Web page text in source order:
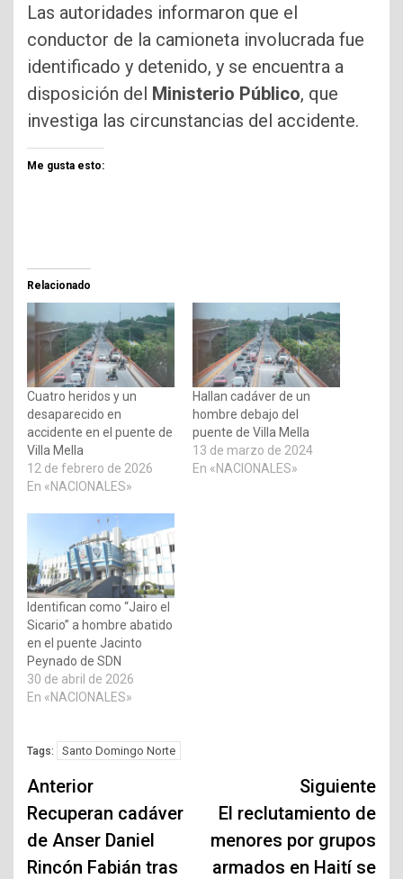
Las autoridades informaron que el
conductor de la camioneta involucrada fue
identificado y detenido, y se encuentra a
disposición del Ministerio Público, que
investiga las circunstancias del accidente.
Me gusta esto:
Relacionado
Cuatro heridos y un
desaparecido en
accidente en el puente de
Villa Mella
12 de febrero de 2026
En «NACIONALES»
Hallan cadáver de un
hombre debajo del
puente de Villa Mella
13 de marzo de 2024
En «NACIONALES»
Identifican como “Jairo el
Sicario” a hombre abatido
en el puente Jacinto
Peynado de SDN
30 de abril de 2026
En «NACIONALES»
Tags: Santo Domingo Norte
Navegación
de
entradas
Anterior
Recuperan cadáver
de Anser Daniel
Rincón Fabián tras
Siguiente
El reclutamiento de
menores por grupos
armados en Haití se